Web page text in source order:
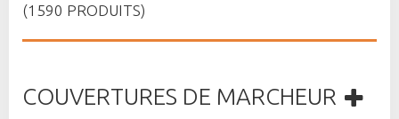
(1590 PRODUITS)
COUVERTURES DE MARCHEUR